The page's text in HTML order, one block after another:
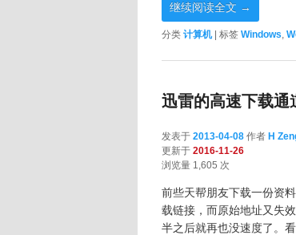
继续阅读全文 →
分类 计算机 标签 Windows,
迅雷的高速下载通
发表于 2013-04-08 作者 H
更新于 2016-11-26
浏览量 1,605 次
前些天帮朋友下载一份资
载链接，而原始地址又失
半之后就再也没速度了。